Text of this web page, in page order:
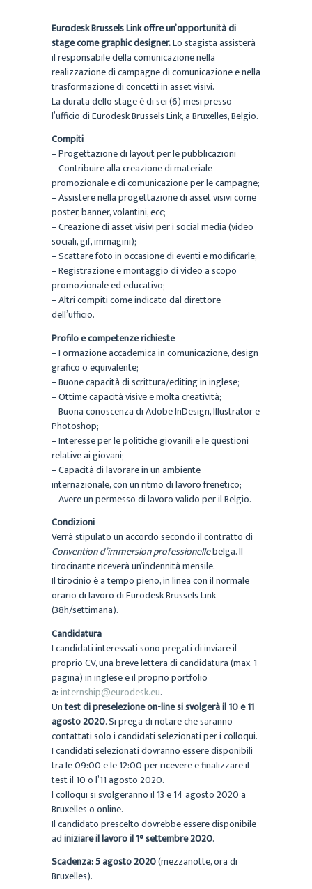
Eurodesk Brussels Link offre un’opportunità di
stage come graphic designer.Lo stagista assisterà
il responsabile della comunicazione nella
realizzazione di campagne di comunicazione e nella
trasformazione di concetti in asset visivi.
La durata dello stage è di sei (6) mesi presso
l’ufficio di Eurodesk Brussels Link, a Bruxelles, Belgio.
Compiti
– Progettazione di layout per le pubblicazioni
– Contribuire alla creazione di materiale
promozionale e di comunicazione per le campagne;
– Assistere nella progettazione di asset visivi come
poster, banner, volantini, ecc;
– Creazione di asset visivi per i social media (video
sociali, gif, immagini);
– Scattare foto in occasione di eventi e modificarle;
– Registrazione e montaggio di video a scopo
promozionale ed educativo;
– Altri compiti come indicato dal direttore
dell’ufficio.
Profilo e competenze richieste
– Formazione accademica in comunicazione, design
grafico o equivalente;
– Buone capacità di scrittura/editing in inglese;
– Ottime capacità visive e molta creatività;
– Buona conoscenza di Adobe InDesign, Illustrator e
Photoshop;
– Interesse per le politiche giovanili e le questioni
relative ai giovani;
– Capacità di lavorare in un ambiente
internazionale, con un ritmo di lavoro frenetico;
– Avere un permesso di lavoro valido per il Belgio.
Condizioni
Verrà stipulato un accordo secondo il contratto di
Convention d’immersion professionellebelga. Il
tirocinante riceverà un’indennità mensile.
Il tirocinio è a tempo pieno, in linea con il normale
orario di lavoro di Eurodesk Brussels Link
(38h/settimana).
Candidatura
I candidati interessati sono pregati di inviare il
proprio CV, una breve lettera di candidatura (max. 1
pagina) in inglese e il proprio portfolio
a:internship@eurodesk.eu.
Untest di preselezione on-line si svolgerà il 10 e 11
agosto 2020. Si prega di notare che saranno
contattati solo i candidati selezionati per i colloqui.
I candidati selezionati dovranno essere disponibili
tra le 09:00 e le 12:00 per ricevere e finalizzare il
test il 10 o l’11 agosto 2020.
I colloqui si svolgeranno il 13 e 14 agosto 2020 a
Bruxelles o online.
Il candidato prescelto dovrebbe essere disponibile
adiniziare il lavoro il 1° settembre 2020.
Scadenza: 5 agosto 2020(mezzanotte, ora di
Bruxelles).